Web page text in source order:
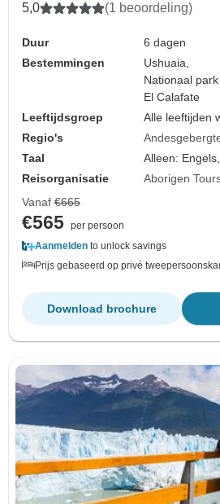
5,0 (1 beoordeling)
Duur
6 dagen
Bestemmingen
Ushuaia,
Nationaal
El Calafate
Leeftijdsgroep
Alle leeftijden
Regio's
Taal
Alleen:
Reisorganisatie
Aborigen
Vanaf €665
€565 per persoon
Aanmelden to unlock savings
Prijs gebaseerd op privé
Download brochure